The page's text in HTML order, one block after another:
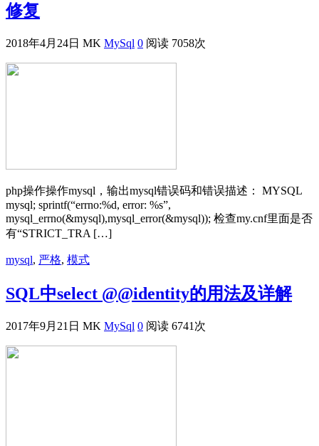
修复
2018年4月24日 MK MySql 0 阅读 7058次
php操作操作mysql，输出mysql错误码和错误描述： MYSQL
mysql; sprintf(“errno:%d, error: %s”,
mysql_errno(&mysql),mysql_error(&mysql)); 检查my.cnf里面是否
有“STRICT_TRA […]
mysql, 严格, 模式
SQL中select @@identity的用法及详解
2017年9月21日 MK MySql 0 阅读 6741次